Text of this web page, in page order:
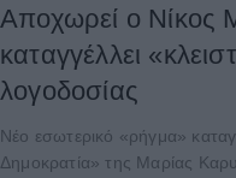
Αποχωρεί ο Νίκος
καταγγέλλει
λογοδοσίας
Νέο εσωτερικό «ρήγμα»
Δημοκρατία» της Μαρίας